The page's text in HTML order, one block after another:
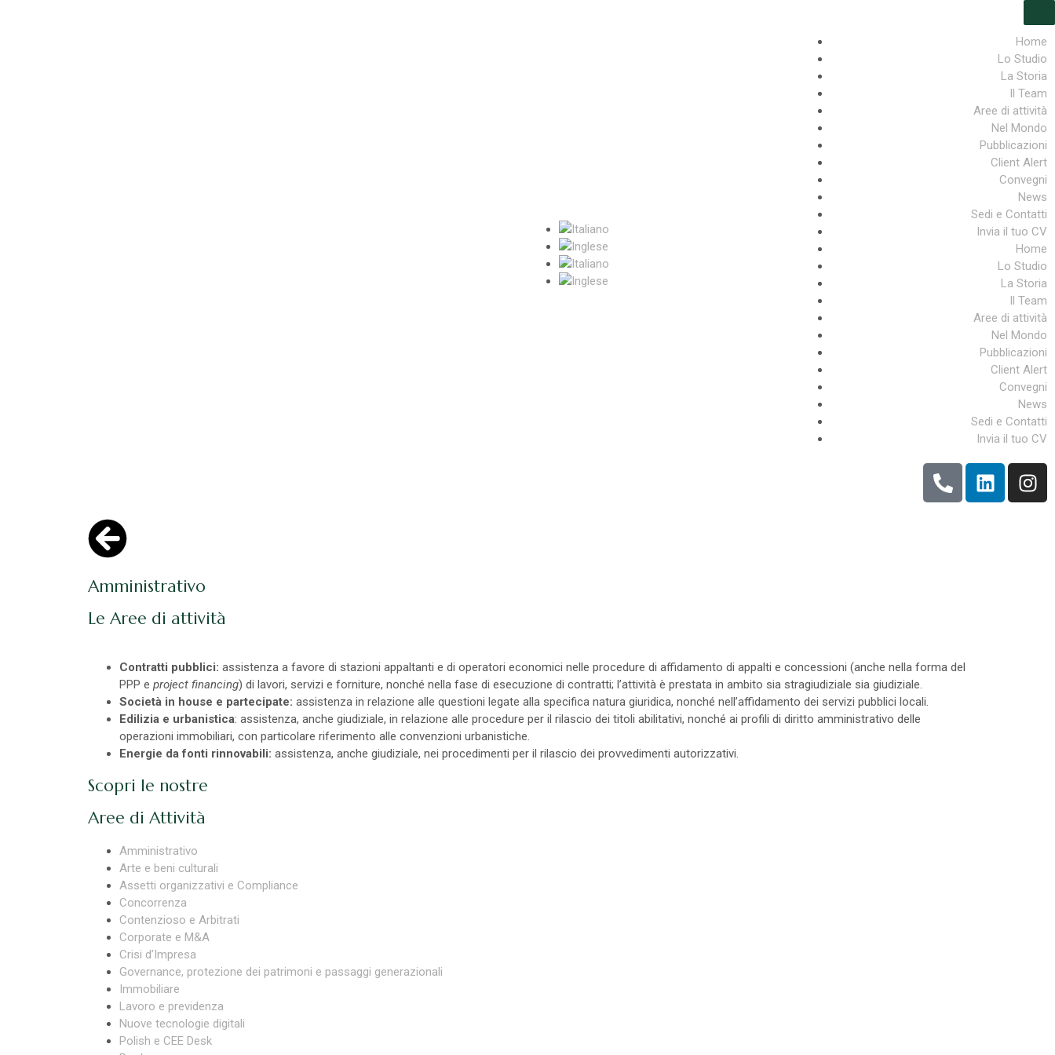
Home
Lo Studio
La Storia
Il Team
Aree di attività
Nel Mondo
Pubblicazioni
Client Alert
Convegni
News
Sedi e Contatti
Invia il tuo CV
Home
Lo Studio
La Storia
Il Team
Aree di attività
Nel Mondo
Pubblicazioni
Client Alert
Convegni
News
Sedi e Contatti
Invia il tuo CV
Amministrativo
Le Aree di attività
Contratti pubblici: assistenza a favore di stazioni appaltanti e di operatori economici nelle procedure di affidamento di appalti e concessioni (anche nella forma del
PPP e project financing) di lavori, servizi e forniture, nonché nella fase di esecuzione di contratti; l’attività è prestata in ambito sia stragiudiziale sia giudiziale.
Società in house e partecipate: assistenza in relazione alle questioni legate alla specifica natura giuridica, nonché nell’affidamento dei servizi pubblici locali.
Edilizia e urbanistica: assistenza, anche giudiziale, in relazione alle procedure per il rilascio dei titoli abilitativi, nonché ai profili di diritto amministrativo delle
operazioni immobiliari, con particolare riferimento alle convenzioni urbanistiche.
Energie da fonti rinnovabili: assistenza, anche giudiziale, nei procedimenti per il rilascio dei provvedimenti autorizzativi.
Scopri le nostre
Aree di Attività
Amministrativo
Arte e beni culturali
Assetti organizzativi e Compliance
Concorrenza
Contenzioso e Arbitrati
Corporate e M&A
Crisi d’Impresa
Governance, protezione dei patrimoni e passaggi generazionali
Immobiliare
Lavoro e previdenza
Nuove tecnologie digitali
Polish e CEE Desk